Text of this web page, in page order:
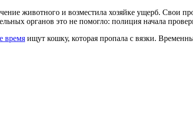
животного и возместила хозяйке ущерб. Свои
органов это не помогло: полиция начала
время ищут кошку, которая пропала с вязки.